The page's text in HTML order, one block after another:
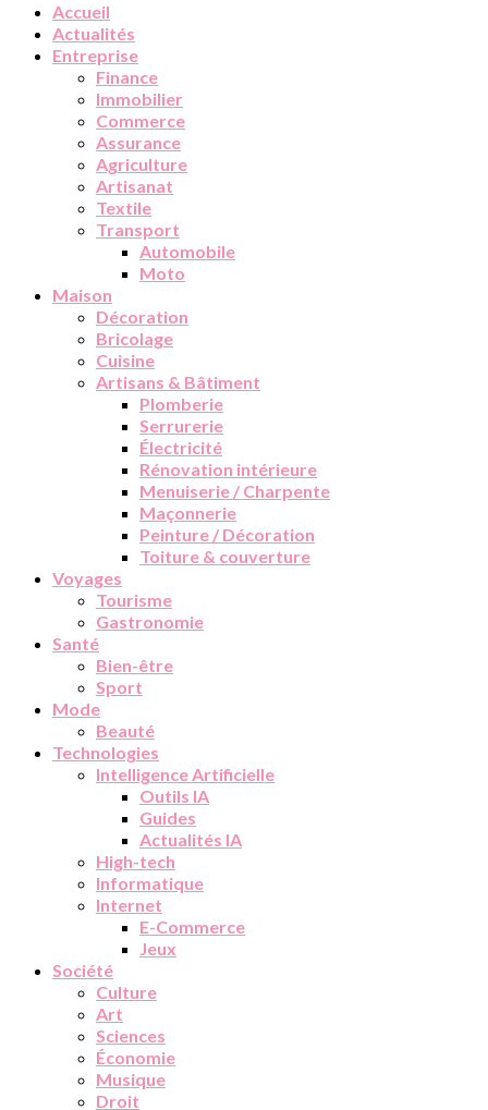
Accueil
Actualités
Entreprise
Finance
Immobilier
Commerce
Assurance
Agriculture
Artisanat
Textile
Transport
Automobile
Moto
Maison
Décoration
Bricolage
Cuisine
Artisans & Bâtiment
Plomberie
Serrurerie
Électricité
Rénovation intérieure
Menuiserie / Charpente
Maçonnerie
Peinture / Décoration
Toiture & couverture
Voyages
Tourisme
Gastronomie
Santé
Bien-être
Sport
Mode
Beauté
Technologies
Intelligence Artificielle
Outils IA
Guides
Actualités IA
High-tech
Informatique
Internet
E-Commerce
Jeux
Société
Culture
Art
Sciences
Économie
Musique
Droit